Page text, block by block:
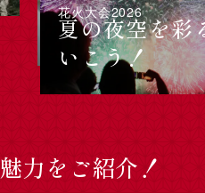
花火大会2026
夏の夜空を彩
いこう！
力をご紹介！